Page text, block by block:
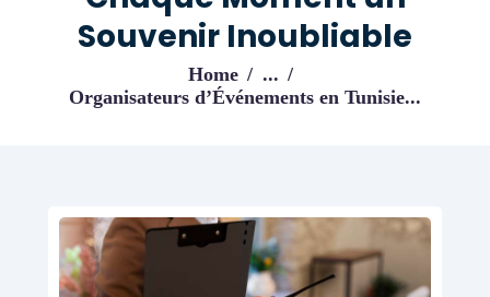
Souvenir Inoubliable
Home
...
Organisateurs d’Événements en Tunisie...